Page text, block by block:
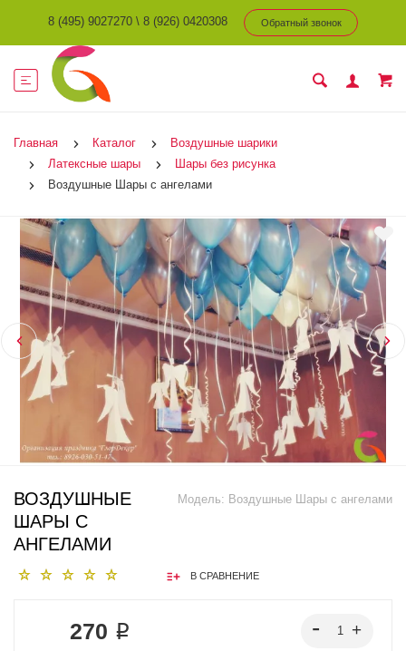
8 (495) 9027270 \ 8 (926) 0420308 Обратный звонок
Главная Каталог
Воздушные шарики
Латексные шары
Шары без рисунка
Воздушные Шары с ангелами
Модель: Воздушные Шары с ангелами
ВОЗДУШНЫЕ
ШАРЫ С
АНГЕЛАМИ
В СРАВНЕНИЕ
270 ₽